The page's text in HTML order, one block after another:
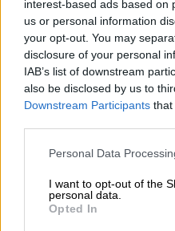
interest-based ads based on
us or personal information
your opt-out. You may
disclosure of your personal
IAB’s list of downstream
also be disclosed by us to
Downstream Participants that
Personal Data
I want to opt-out of the
personal data.
Opted In
Por Álvaro
Geopolítica de
Suelta y confía
Por María Comesaña
Votantes
Por Juan
El Conflicto de
Un Nuevo Orden